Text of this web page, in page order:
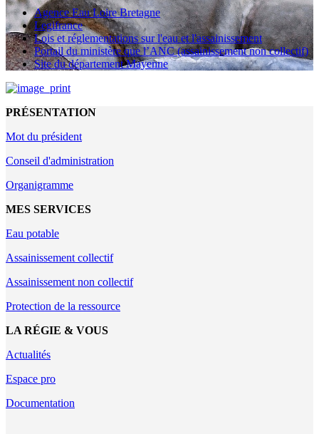
Agence Eau Loire Bretagne
Legifrance
Lois et réglementations sur l'eau et l'assainissement
Portail du ministère que l’ANC (assainissement non collectif)
Site du département Mayenne
PRÉSENTATION
Mot du président
Conseil d'administration
Organigramme
MES SERVICES
Eau potable
Assainissement collectif
Assainissement non collectif
Protection de la ressource
LA RÉGIE & VOUS
Actualités
Espace pro
Documentation